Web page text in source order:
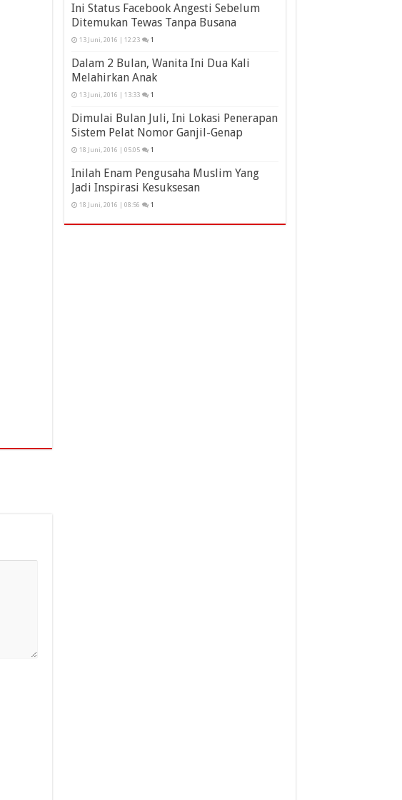
Ini Status Facebook Angesti Sebelum
Ditemukan Tewas Tanpa Busana
13 Juni, 2016 | 12:23 1
Dalam 2 Bulan, Wanita Ini Dua Kali
Melahirkan Anak
13 Juni, 2016 | 13:33 1
Dimulai Bulan Juli, Ini Lokasi Penerapan
Sistem Pelat Nomor Ganjil-Genap
18 Juni, 2016 | 05:05 1
Inilah Enam Pengusaha Muslim Yang
Jadi Inspirasi Kesuksesan
18 Juni, 2016 | 08:56 1